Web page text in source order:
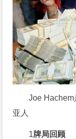
Joe Hachem
亚人
1牌局回顾